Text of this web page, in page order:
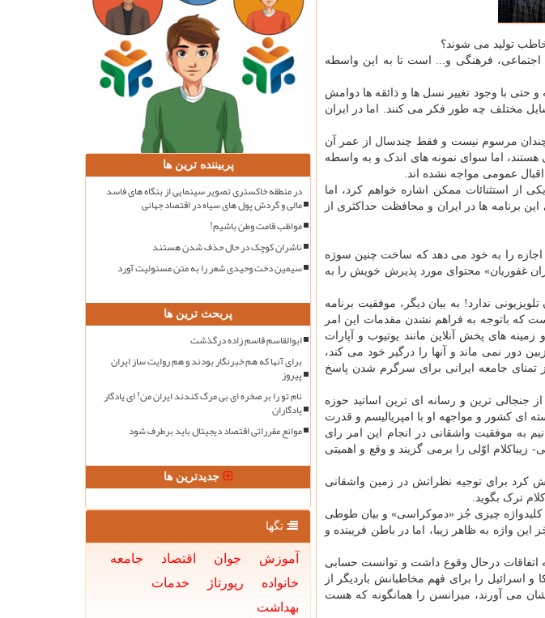
تولید می شوند؟
فرهنگی و... است تا به این واسطه
حتی با وجود تغییر نسل ها و ذائقه ها دوامش
مختلف چه طور فکر می کنند. اما در ایران
چندان مرسوم نیست و فقط چندسال از عمر آن
هستند، اما سوای نمونه های اندک و به واسطه
عمومی مواجه نشده اند.
از استثنائات ممکن اشاره خواهم کرد، اما
برنامه ها در ایران و محافظت حداکثری از
را به خود می دهد که ساخت چنین سوژه
غفوریان» محتوای مورد پذیرش خویش را به
ندارد! به بیان دیگر، موفقیت برنامه
که باتوجه به فراهم نشدن مقدمات این امر
های پخش آنلاین مانند یوتیوب و آپارات
دور نمی ماند و آنها را درگیر خود می کند،
تمنای جامعه ایرانی برای سرگرم شدن پاسخ
جنجالی ترین و رسانه ای ترین اساتید حوزه
کشور و مواجهه او با امپریالیسم و قدرت
به موفقیت واشقانی در انجام این امر رای
اوّلی را برمی گزیند و وقع و اهمیتی
کرد برای توجیه نظراتش در زمین واشقانی
ترک بگوید.
چیزی جُز «دموکراسی» و بیان طوطی
واژه به ظاهر زیبا، اما در باطن فریبنده و
اتفاقات درحال وقوع داشت و توانست حسابی
و اسرائیل را برای فهم مخاطبانش باردیگر از
می آورند، میزانسن را همانگونه که هست
پربیننده ترین ها
در منطقه خاکستری تصویر سینمایی از بنگاه های فاسد
مالی و گردش پول های سیاه در اقتصاد جهانی
مواظب قامت وطن باشیم!
ناشران کوچک در حال حذف شدن هستند
سیمین دخت وحیدی شعر را به متن مسئولیت آورد
پربحث ترین ها
ابوالقاسم قاسم زاده درگذشت
برای آنها که هم خبرنگار بودند و هم روایت ساز ایران
پیروز
نام تو را بر صخره ای بی مرگ کندند ایران من! ای یادگار
یادگاران
موانع مقرراتی اقتصاد دیجیتال باید برطرف شود
جدیدترین ها
تگها
آموزش جوان اقتصاد
جامعه
خانواده
رپورتاژ
خدمات
بهداشت